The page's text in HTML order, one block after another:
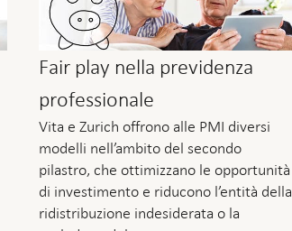
Fair play nella previdenza
professionale
Vita e Zurich offrono alle PMI diversi
modelli nell’ambito del secondo
pilastro, che ottimizzano le opportunità
di investimento e riducono l’entità della
ridistribuzione indesiderata o la